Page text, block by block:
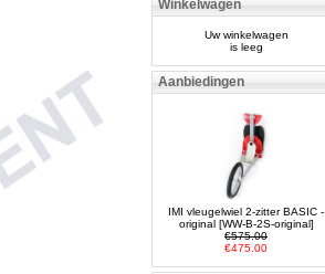
Winkelwagen
Uw winkelwagen
is leeg
Aanbiedingen
IMI vleugelwiel 2-zitter BASIC -
original [WW-B-2S-original]
€575.00
€475.00